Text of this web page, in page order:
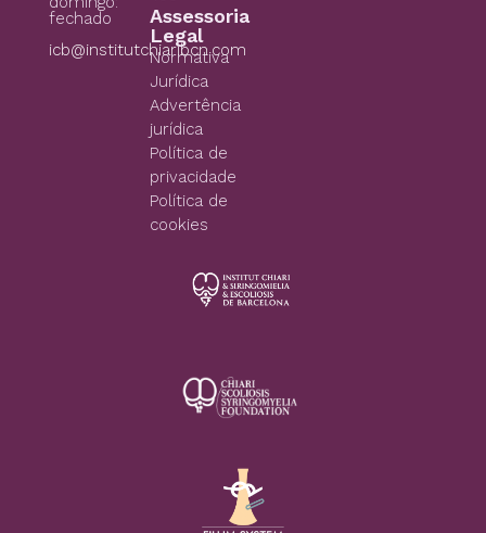
fechado
icb@institutchiaribcn.com
Assessoria
Legal
Normativa
Jurídica
Advertência
jurídica
Política de
privacidade
Política de
cookies